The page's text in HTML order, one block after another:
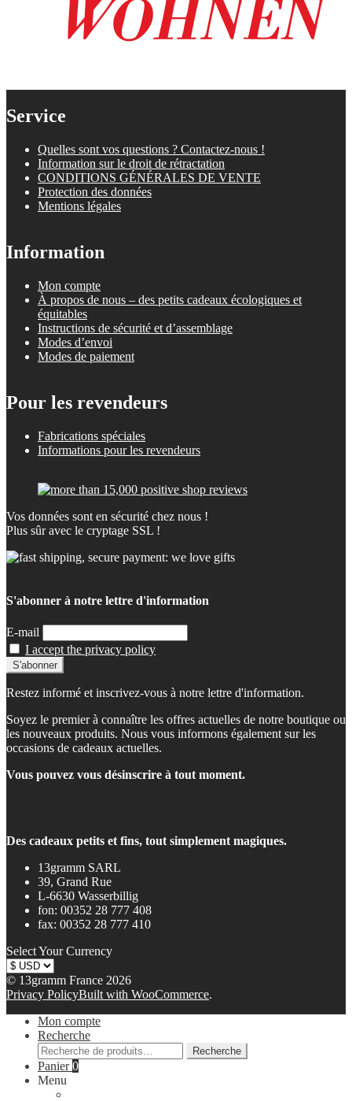
Service
Quelles sont vos questions ? Contactez-nous !
Information sur le droit de rétractation
CONDITIONS GÉNÉRALES DE VENTE
Protection des données
Mentions légales
Information
Mon compte
À propos de nous – des petits cadeaux écologiques et
équitables
Instructions de sécurité et d’assemblage
Modes d’envoi
Modes de paiement
Pour les revendeurs
Fabrications spéciales
Informations pour les revendeurs
Vos données sont en sécurité chez nous !
Plus sûr avec le cryptage SSL !
S'abonner à notre lettre d'information
E-mail
I accept the privacy policy
Restez informé et inscrivez-vous à notre lettre d'information.
Soyez le premier à connaître les offres actuelles de notre boutique ou
les nouveaux produits. Nous vous informons également sur les
occasions de cadeaux actuelles.
Vous pouvez vous désinscrire à tout moment.
Des cadeaux petits et fins, tout simplement magiques.
13gramm SARL
39, Grand Rue
L-6630 Wasserbillig
fon: 00352 28 777 408
fax: 00352 28 777 410
Select Your Currency
© 13gramm France 2026
Privacy PolicyBuilt with WooCommerce.
Mon compte
Recherche
Recherche
pour :
Recherche
Panier0
Menu